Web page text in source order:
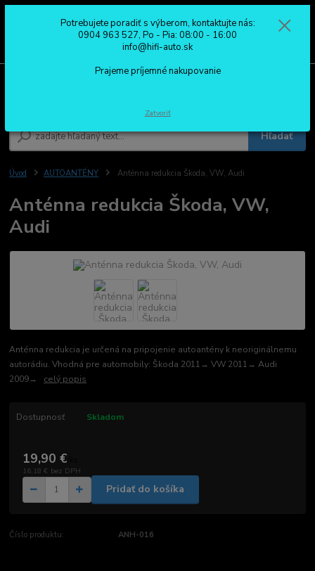
Hľadať
0904 963 527
Po - Pia: 08:00 - 16:00
Úvod AUTOANTÉNY Anténna redukcia Škoda, VW, Audi
Anténna redukcia Škoda, VW,
Audi
Anténna redukcia je určená na pripojenie autoantény k neoriginálnemu
autorádiu. Vhodná pre automobily: Škoda 2011→ VW 2011→ Audi
2009→ celý popis
Dostupnosť Skladom
19,90 €
16,18 € bez DPH
Pridať do košíka
Číslo produktu: ANH-016
Potrebujete poradiť s výberom, kontaktujte nás:
0904 963 527, Po - Pia: 08:00 - 16:00
info@hifi-auto.sk
Prajeme príjemné nakupovanie
Zatvoriť